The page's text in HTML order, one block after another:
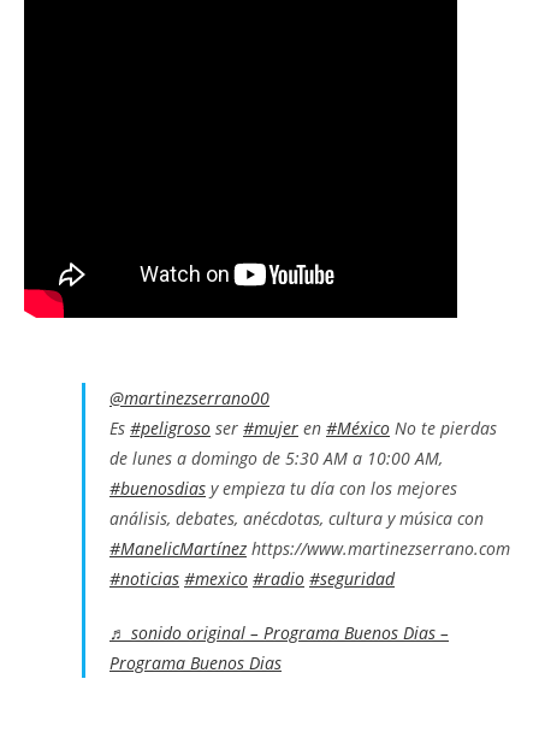
@martinezserrano00
Es #peligroso ser #mujer en #México No te pierdas
de lunes a domingo de 5:30 AM a 10:00 AM,
#buenosdias y empieza tu día con los mejores
análisis, debates, anécdotas, cultura y música con
#ManelicMartínez https://www.martinezserrano.com
#noticias #mexico #radio #seguridad
♬ sonido original – Programa Buenos Dias –
Programa Buenos Dias